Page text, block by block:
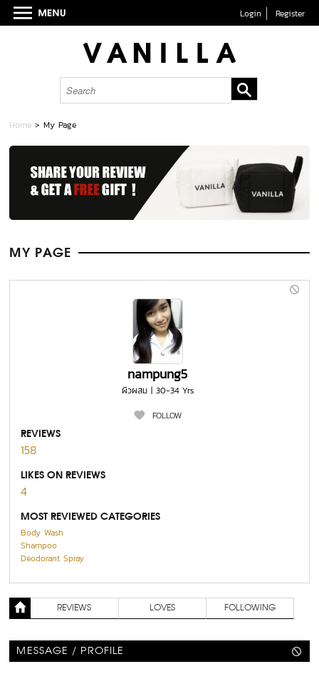
Login Register
Home > My Page
MY PAGE
nampung5
ผิวผสม | 30-34 Yrs
FOLLOW
REVIEWS
158
LIKES ON REVIEWS
4
MOST REVIEWED CATEGORIES
Body Wash
Shampoo
Deodorant Spray
REVIEWS LOVES FOLLOWING
MESSAGE / PROFILE